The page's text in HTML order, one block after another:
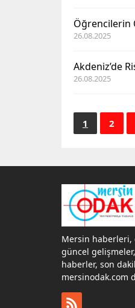
Öğrencilerin
26.08.2025
Akdeniz’de
26.08.2025
1 2
Mersin haberleri,
güncel
haberler, son
mersinodak.com